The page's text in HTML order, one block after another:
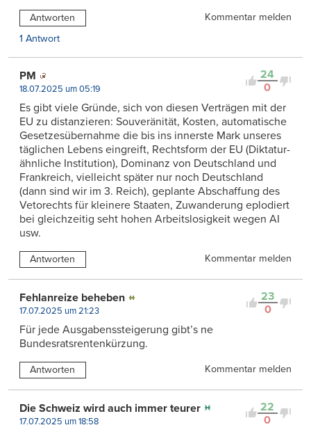
Antworten
Kommentar melden
1 Antwort
24
0
PM
18.07.2025 um 05:19
Es gibt viele Gründe, sich von diesen Verträgen mit der
EU zu distanzieren: Souveränität, Kosten, automatische
Gesetzesübernahme die bis ins innerste Mark unseres
täglichen Lebens eingreift, Rechtsform der EU (Diktatur-
ähnliche Institution), Dominanz von Deutschland und
Frankreich, vielleicht später nur noch Deutschland
(dann sind wir im 3. Reich), geplante Abschaffung des
Vetorechts für kleinere Staaten, Zuwanderung eplodiert
bei gleichzeitig seht hohen Arbeitslosigkeit wegen AI
usw.
Antworten Kommentar melden
23
0
Fehlanreize beheben
17.07.2025 um 21:23
Für jede Ausgabenssteigerung gibt’s ne
Bundesratsrentenkürzung.
Antworten Kommentar melden
22
0
Die Schweiz wird auch immer teurer
17.07.2025 um 18:58